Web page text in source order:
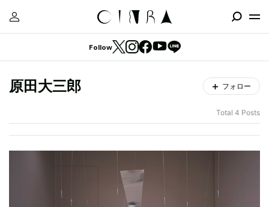
Follow
原田大三郎 フォロー
Total 4 Posts